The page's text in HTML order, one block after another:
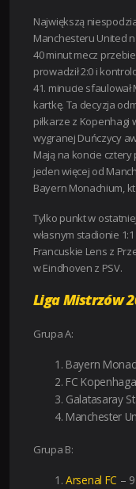
Największą
Manchesteru United
40 minut mecz
prowadził 2:0 i
41. minucie
kartkę. Ta decyzja
piłkarze z Kopenhagi
wygranej Duńczycy
Mają na koncie
jeden więcej od
Bayern Monachium,
Tylko punkt w
własnym stadionie
Francuskie Lens z
w Eindhoven z PSV.
Liga Mistrzów
Grupa A:
Bayern
FC
Galatasaray
Manchester
Grupa B:
Arsenal FC –